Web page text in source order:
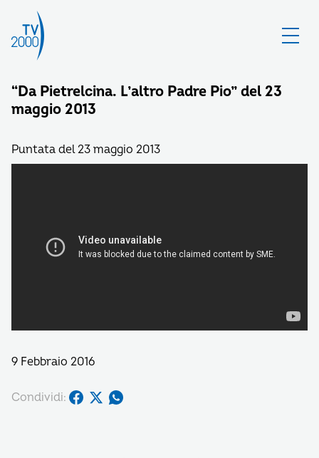
“Da Pietrelcina. L’altro Padre Pio” del 23
maggio 2013
Puntata del 23 maggio 2013
9 Febbraio 2016
Condividi: